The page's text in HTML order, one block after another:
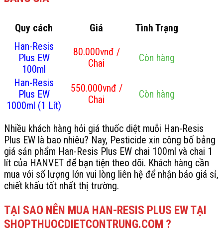
Quy cách Giá
Tình Trạng
Han-Resis
Plus EW
100ml
80.000vnđ /
Chai
Còn hàng
Han-Resis
Plus EW
1000ml (1 Lít)
550.000vnđ /
Chai
Còn hàng
Nhiều khách hàng hỏi giá thuốc diệt muỗi Han-Resis
Plus EW là bao nhiêu? Nay, Pesticide xin công bố bảng
giá sản phẩm Han-Resis Plus EW chai 100ml và chai 1
lít của HANVET để bạn tiện theo dõi. Khách hàng cần
mua với số lượng lớn vui lòng liên hệ để nhận báo giá sỉ,
chiết khấu tốt nhất thị trường.
TẠI SAO NÊN MUA HAN-RESIS PLUS EW TẠI
SHOPTHUOCDIETCONTRUNG.COM ?